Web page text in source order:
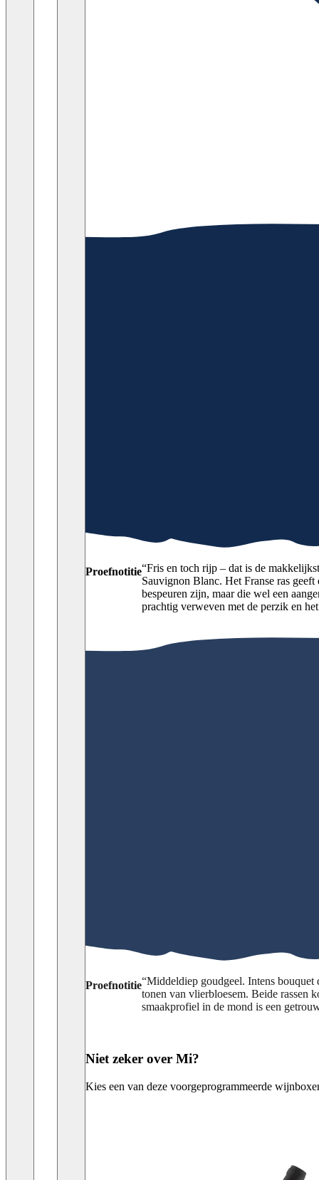
Proefnotitie“Fris en toch rijp – dat is de
Sauvignon Blanc. Het Franse ras
bespeuren zijn, maar die wel een
prachtig verweven met de perzik en
Proefnotitie“Middeldiep goudgeel. Intens
tonen van vlierbloesem. Beide rassen
smaakprofiel in de mond is een
Niet zeker over Mi?
Kies een van deze voorgeprogrammeerde